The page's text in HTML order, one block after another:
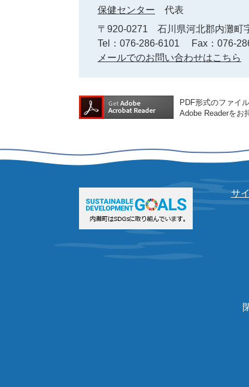
保健センター
代表
〒920-0271
石川県河北郡内灘町
Tel：076-286-6101
Fax：076-
メールでのお問い合わせはこちら
PDF形式のファイ
Adobe Readerをお
サ